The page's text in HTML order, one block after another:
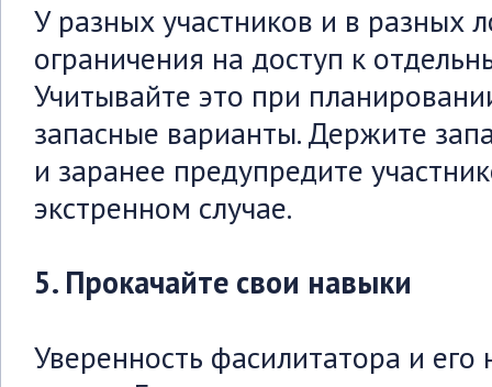
У разных участников и в разных
ограничения на доступ к
Учитывайте это при
запасные варианты. Держите
и заранее предупредите
экстренном случае.
5. Прокачайте свои навыки
Уверенность фасилитатора и его